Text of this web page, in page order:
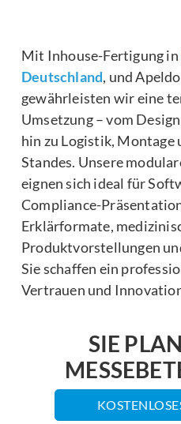
Mit Inhouse-Fertigung in
Deutschland, und
gewährleisten wir eine
Umsetzung – vom
hin zu Logistik, Montage
Standes. Unsere
eignen sich ideal für
Compliance-
Erklärformate,
Produktvorstellungen
Sie schaffen ein
Vertrauen und
SIE